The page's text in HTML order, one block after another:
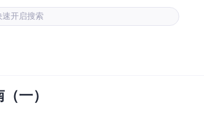
速开启搜索
一）